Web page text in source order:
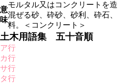
意
味
モルタル又はコンクリートを
混ぜる砂、砕砂、砂利、砕石
料。＜コンクリート＞
土木用語集 五十音順
ア行
カ行
サ行
タ行